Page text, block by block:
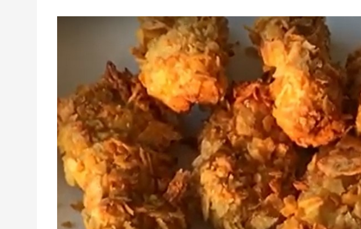
Куриные наггетсы в картофельных чипсах, запеченные в духовке